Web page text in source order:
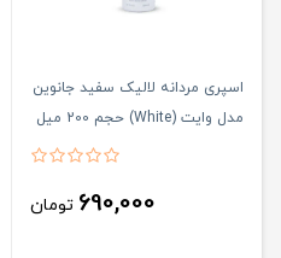
اسپری مردانه لالیک سفید جانوین
مدل وایت (White) حجم 200 میل
690,000 تومان